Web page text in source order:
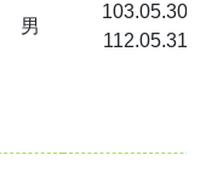
男
103.05.30
112.05.31